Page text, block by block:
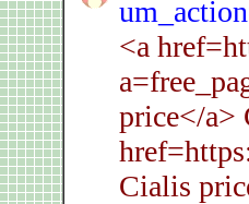
<a
price</a>
Cialis